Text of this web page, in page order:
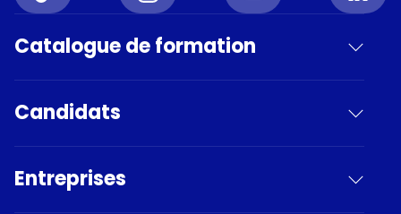
Catalogue de formation
Candidats
Entreprises